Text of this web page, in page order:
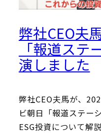
弊社CEO夫
「報道ステ
演しました
弊社CEO夫馬が、
ビ朝日「報道ステー
ESG投資について解